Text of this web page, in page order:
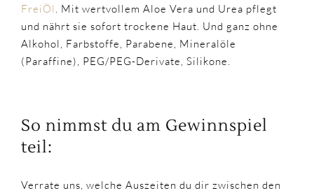
FreiÖl
. Mit wertvollem Aloe Vera und Urea pflegt
und nährt sie sofort trockene Haut. Und ganz ohne
Alkohol, Farbstoffe, Parabene, Mineralöle
(Paraffine), PEG/PEG-Derivate, Silikone.
So nimmst du am Gewinnspiel
teil:
Verrate uns, welche Auszeiten du dir zwischen den